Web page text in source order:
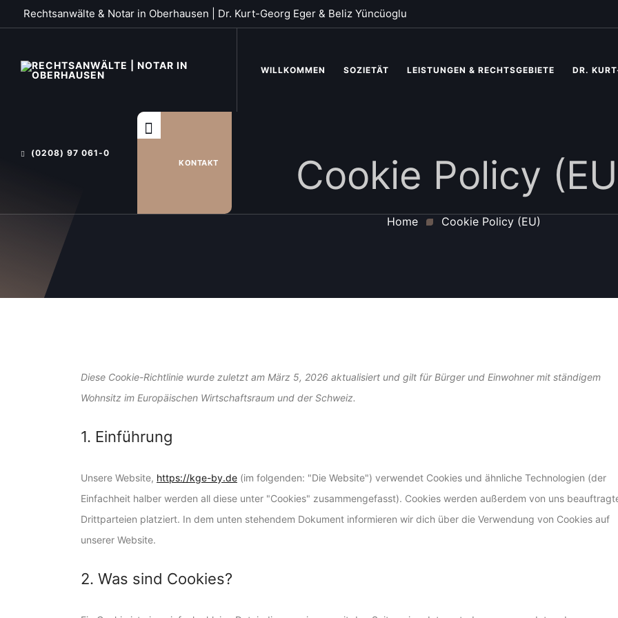
Rechtsanwälte & Notar in Oberhausen | Dr. Kurt-Georg Eger & Beliz Yüncüoglu
WILLKOMMEN SOZIETÄT LEISTUNGEN & RECHTSGEBIETE DR.
(0208) 97 061-0
KONTAKT Cookie Policy
Home Cookie Policy (EU)
Diese Cookie-Richtlinie wurde zuletzt am März 5, 2026 aktualisiert und gilt für Bürger und Einwohner mit ständigem
Wohnsitz im Europäischen Wirtschaftsraum und der Schweiz.
1. Einführung
Unsere Website, https://kge-by.de (im folgenden: "Die Website") verwendet Cookies und ähnliche Technologien (der
Einfachheit halber werden all diese unter "Cookies" zusammengefasst). Cookies werden außerdem von uns
Drittparteien platziert. In dem unten stehendem Dokument informieren wir dich über die Verwendung von Cookies auf
unserer Website.
2. Was sind Cookies?